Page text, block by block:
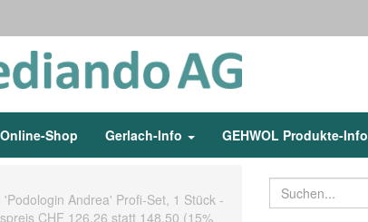
Online-Shop Gerlach-Info GEHWOL Produkte-Info
'Podologin Andrea' Profi-Set, 1 Stück -
CHF 126.26 statt 148.50 (15%